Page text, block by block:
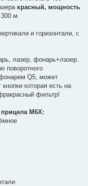
красный, мощность
м.
и горизонтали, с
лазер, фонарь+лазер.
поворотного
Q5, может
которая есть на
фильтр!
прицела М6Х: